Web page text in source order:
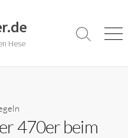
Hese
Search
470er beim